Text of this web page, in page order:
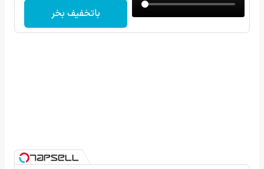
باتخفیف بخر